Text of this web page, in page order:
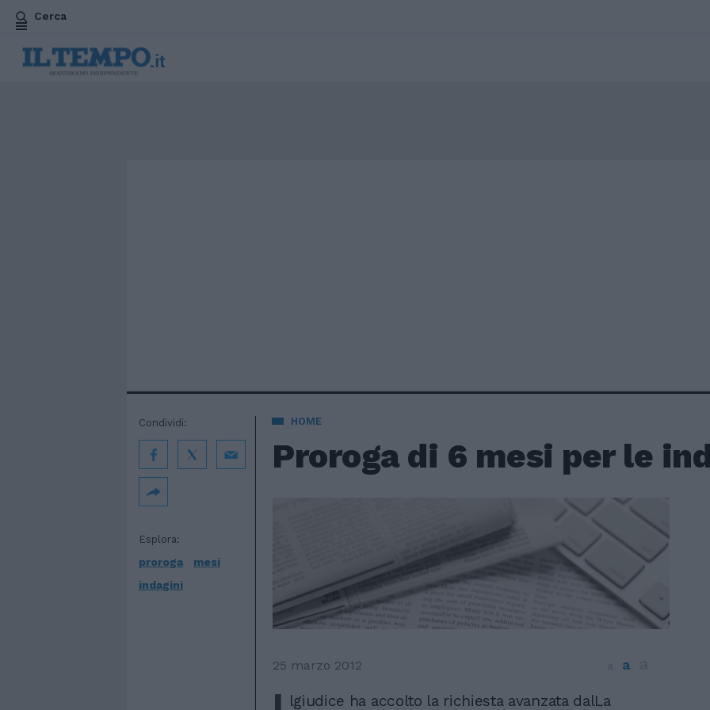
Cerca
HOME
Proroga di 6 mesi per le
Esplora:
proroga
mesi
indagini
Condividi:
25 marzo 2012 a
lgiudice ha accolto la richiesta avanzata dalLa